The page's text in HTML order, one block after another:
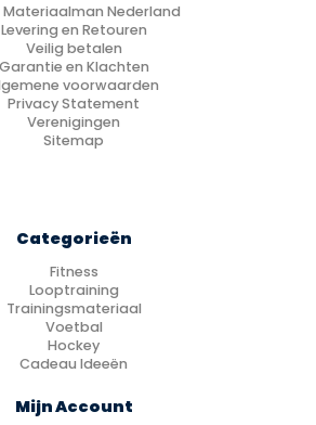
Materiaalman Nederland
Levering en Retouren
Veilig betalen
Garantie en Klachten
voorwaarden
Privacy Statement
Verenigingen
Sitemap
Categorieën
Fitness
Looptraining
Trainingsmateriaal
Voetbal
Hockey
Cadeau Ideeën
Mijn Account